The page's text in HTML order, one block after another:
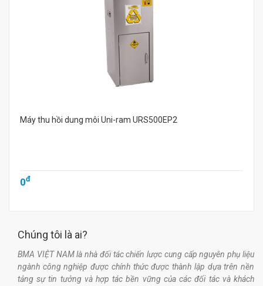
Máy thu hồi dung môi Uni-ram URS500EP2
0đ
Chúng tôi là ai?
BMA VIỆT NAM là nhà đối tác chiến lược cung cấp nguyên phụ liệu
ngành công nghiệp được chính thức được thành lập dựa trên nền
tảng sự tin tưởng và hợp tác bền vững của các đối tác và khách